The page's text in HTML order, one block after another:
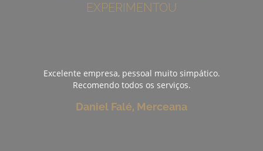
EXPERIMENTOU
Excelente empresa, pessoal muito simpático.
Recomendo todos os serviços.
Daniel Falé, Merceana